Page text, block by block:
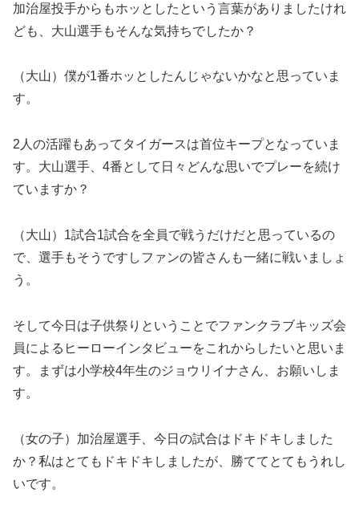
加治屋投手からもホッとしたという言葉がありましたけれ
ども、大山選手もそんな気持ちでしたか？
（大山）僕が1番ホッとしたんじゃないかなと思っていま
す。
2人の活躍もあってタイガースは首位キープとなっていま
す。大山選手、4番として日々どんな思いでプレーを続け
ていますか？
（大山）1試合1試合を全員で戦うだけだと思っているの
で、選手もそうですしファンの皆さんも一緒に戦いましょ
う。
そして今日は子供祭りということでファンクラブキッズ会
員によるヒーローインタビューをこれからしたいと思いま
す。まずは小学校4年生のジョウリイナさん、お願いしま
す。
（女の子）加治屋選手、今日の試合はドキドキしました
か？私はとてもドキドキしましたが、勝ててとてもうれし
いです。